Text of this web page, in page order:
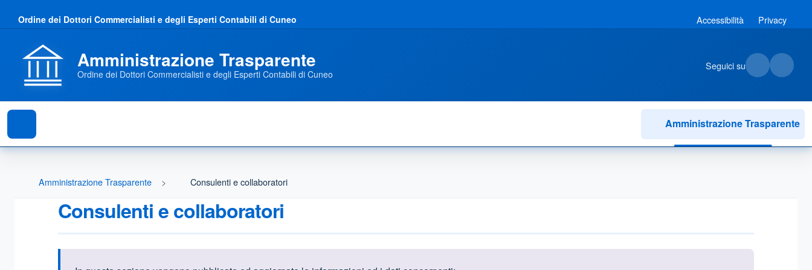
Ordine dei Dottori Commercialisti e degli Esperti Contabili di Cuneo Accessibilità Privacy
Amministrazione Trasparente
Ordine dei Dottori Commercialisti e degli Esperti Contabili di Cuneo
Seguici su
Amministrazione Trasparente
Amministrazione Trasparente Consulenti e collaboratori
Consulenti e collaboratori